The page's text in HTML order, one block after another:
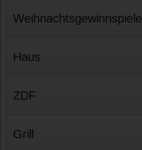
Weihnachtsgewinnspiele
Haus
ZDF
Grill